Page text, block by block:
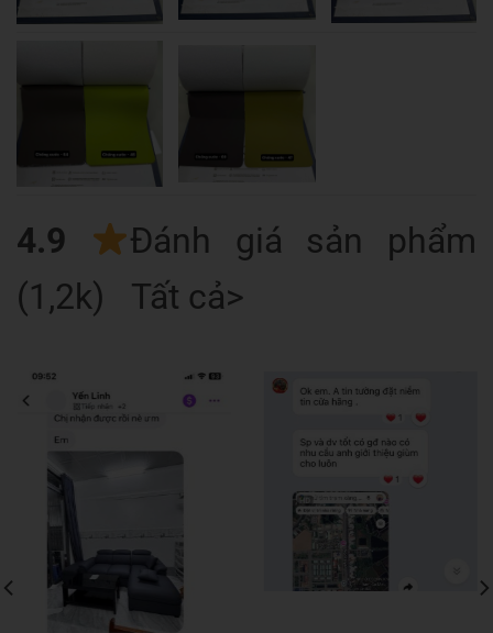
4.9
Đánh giá sản phẩm
(1,2k) Tất cả>